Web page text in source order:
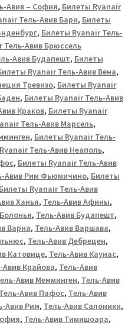
Авив – София, Билеты Ryanair
Тель-Авив Бари, Билеты
, Билеты Ryanair Тель-
Тель-Авив Брюссель
Авив Будапешт, Билеты
Ryanair Тель-Авив Вена,
Тревизо, Билеты Ryanair
, Билеты Ryanair Тель-Авив
Краков, Билеты Ryanair
Тель-Авив Марсель,
, Билеты Ryanair Тель-
Тель-Авив Неаполь,
, Билеты Ryanair Тель-Авив
Авив Рим Фьюмичино, Билеты
Билеты Ryanair Тель-Авив
Ханья, Тель-Авив Афины,
, Тель-Авив Будапешт,
Варна, Тель-Авив Варшава,
, Тель-Авив Дебрецен,
Катовице, Тель-Авив Каунас,
Авив Крайова, Тель-Авив
Авив Мемминген, Тель-Авив
Тель-Авив Пафос, Тель-Авив
Авив Рим, Тель-Авив Салоники,
, Тель-Авив Тимишоарa,